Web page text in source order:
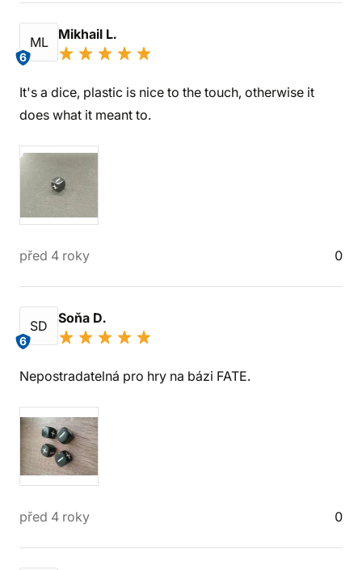
ML
6
Mikhail L.
It's a dice, plastic is nice to the touch, otherwise it
does what it meant to.
před 4 roky 0
SD
6
Soňa D.
Nepostradatelná pro hry na bázi FATE.
před 4 roky 0